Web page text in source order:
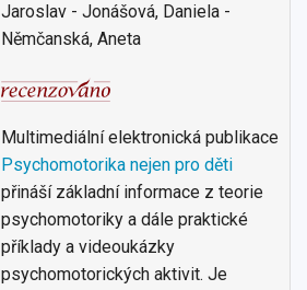
Jaroslav - Jonášová, Daniela -
Němčanská, Aneta
Multimediální elektronická publikace
Psychomotorika nejen pro děti
přináší základní informace z teorie
psychomotoriky a dále praktické
příklady a videoukázky
psychomotorických aktivit. Je